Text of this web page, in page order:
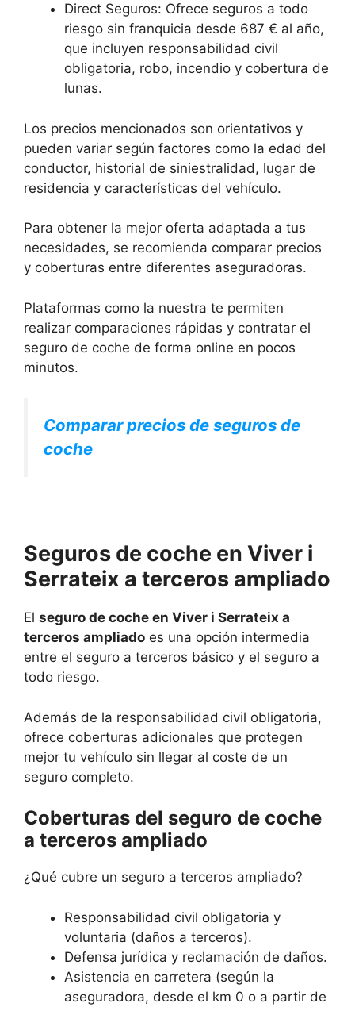
Direct Seguros: Ofrece seguros a todo
riesgo sin franquicia desde 687 € al año,
que incluyen responsabilidad civil
obligatoria, robo, incendio y cobertura de
lunas.
Los precios mencionados son orientativos y
pueden variar según factores como la edad del
conductor, historial de siniestralidad, lugar de
residencia y características del vehículo.
Para obtener la mejor oferta adaptada a tus
necesidades, se recomienda comparar precios
y coberturas entre diferentes aseguradoras.
Plataformas como la nuestra te permiten
realizar comparaciones rápidas y contratar el
seguro de coche de forma online en pocos
minutos.
Comparar precios de seguros de
coche
Seguros de coche en Viver i
Serrateix a terceros ampliado
El seguro de coche en Viver i Serrateix a
terceros ampliado es una opción intermedia
entre el seguro a terceros básico y el seguro a
todo riesgo.
Además de la responsabilidad civil obligatoria,
ofrece coberturas adicionales que protegen
mejor tu vehículo sin llegar al coste de un
seguro completo.
Coberturas del seguro de coche
a terceros ampliado
¿Qué cubre un seguro a terceros ampliado?
Responsabilidad civil obligatoria y
voluntaria (daños a terceros).
Defensa jurídica y reclamación de daños.
Asistencia en carretera (según la
aseguradora, desde el km 0 o a partir de